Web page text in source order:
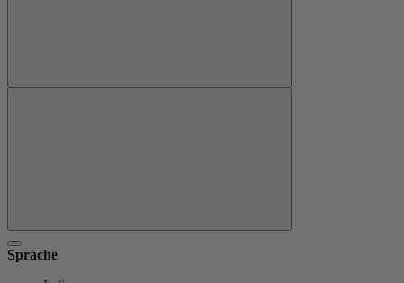
Sprache